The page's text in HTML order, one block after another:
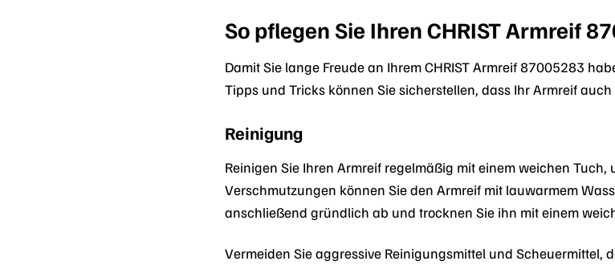
So pflegen Sie Ihren CHRIST Armreif
Damit Sie lange Freude an Ihrem CHRIST Armreif 87005283
Tipps und Tricks können Sie sicherstellen, dass Ihr Armreif
Reinigung
Reinigen Sie Ihren Armreif regelmäßig mit einem weichen
Verschmutzungen können Sie den Armreif mit lauwarmem
anschließend gründlich ab und trocknen Sie ihn mit einem
Vermeiden Sie aggressive Reinigungsmittel und